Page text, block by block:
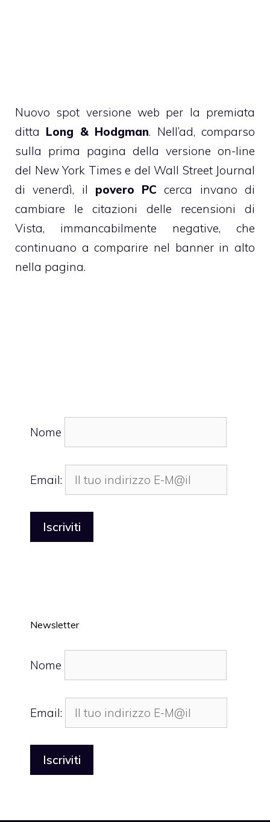
Nuovo spot versione web per la premiata
ditta Long & Hodgman. Nell’ad, comparso
sulla prima pagina della versione on-line
del New York Times e del Wall Street Journal
di venerdì, il povero PCcerca invano di
cambiare le citazioni delle recensioni di
Vista, immancabilmente negative, che
continuano a comparire nel banner in alto
nella pagina.
Nome
Email:
Newsletter
Nome
Email: